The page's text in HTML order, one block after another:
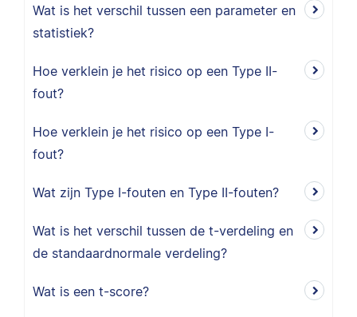
Wat is het verschil tussen een parameter en
statistiek?
Hoe verklein je het risico op een Type II-
fout?
Hoe verklein je het risico op een Type I-
fout?
Wat zijn Type I-fouten en Type II-fouten?
Wat is het verschil tussen de t-verdeling en
de standaardnormale verdeling?
Wat is een t-score?